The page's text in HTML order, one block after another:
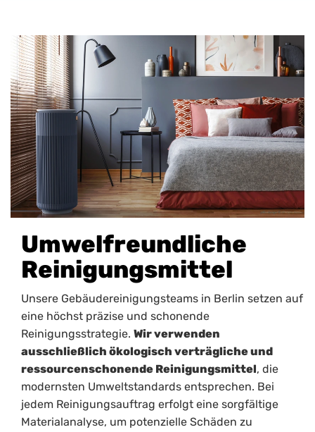
Umwelfreundliche
Reinigungsmittel
Unsere Gebäudereinigungsteams in Berlin setzen auf
eine höchst präzise und schonende
Reinigungsstrategie. Wir verwenden
ausschließlich ökologisch verträgliche und
ressourcenschonende Reinigungsmittel, die
modernsten Umweltstandards entsprechen. Bei
jedem Reinigungsauftrag erfolgt eine sorgfältige
Materialanalyse, um potenzielle Schäden zu